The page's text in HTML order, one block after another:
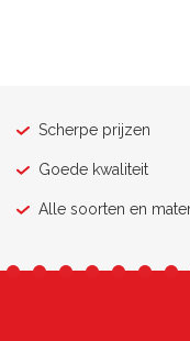
Scherpe prijzen
Goede kwaliteit
Alle soorten en